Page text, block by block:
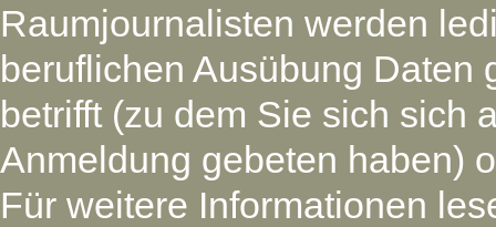
Raumjournalisten werden
beruflichen Ausübung Daten
betrifft (zu dem Sie sich sich
Anmeldung gebeten haben)
Für weitere Informationen